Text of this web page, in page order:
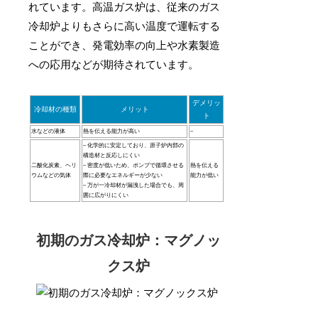
れています。高温ガス炉は、従来のガス
冷却炉よりもさらに高い温度で運転する
ことができ、発電効率の向上や水素製造
への応用などが期待されています。
冷却材の種類 メリット
デメリッ
ト
水などの液体 熱を伝える能力が高い –
二酸化炭素、ヘリ
ウムなどの気体
– 化学的に安定しており、原子炉内部の
構造材と反応しにくい
– 密度が低いため、ポンプで循環させる
際に必要なエネルギーが少ない
– 万が一冷却材が漏洩した場合でも、周
囲に広がりにくい
熱を伝える
能力が低い
初期のガス冷却炉：マグノッ
クス炉